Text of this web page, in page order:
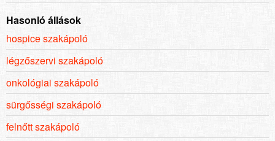
Hasonló állások
hospice szakápoló
légzőszervi szakápoló
onkológiai szakápoló
sürgősségi szakápoló
felnőtt szakápoló